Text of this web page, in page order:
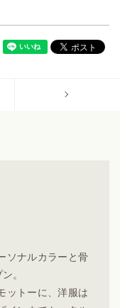
ソナルカラーと骨
。
ットーに、洋服は